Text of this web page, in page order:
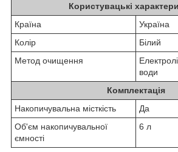
Користувацькі
Країна
Україна
Колір
Білий
Метод очищення
води
Комплектація
Накопичувальна місткість
Да
Об'єм накопичувальної
ємності
6 л